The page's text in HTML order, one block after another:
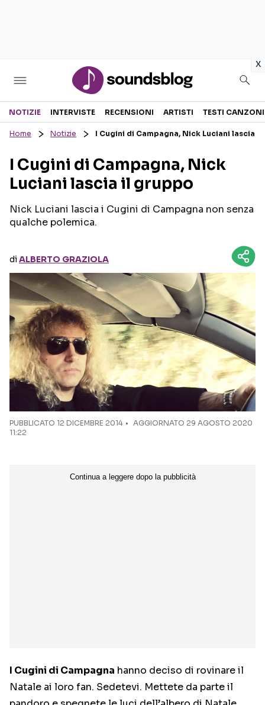
x
Sezioni
RECENSIONI MUSICALI
INTERVISTE
GOSSIP E CURIOSITÀ
TESTI CANZONI
TOUR ED EVENTI
TALENT SHOW
Seguici sui social
NOTIZIE INTERVISTE RECENSIONI ARTISTI TESTI CANZONI
Home Notizie I Cugini di Campagna, Nick Luciani lascia
I Cugini di Campagna, Nick
Luciani lascia il gruppo
Nick Luciani lascia i Cugini di Campagna non senza
qualche polemica.
diALBERTO GRAZIOLA
PUBBLICATO 12 DICEMBRE 2014
AGGIORNATO 29 AGOSTO 2020
11:22
I Cugini di Campagna hanno deciso di rovinare il
Natale ai loro fan. Sedetevi. Mettete da parte il